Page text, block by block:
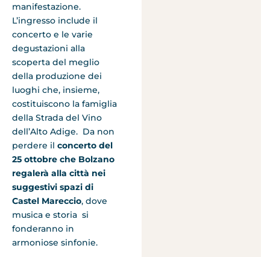
manifestazione.
L’ingresso include il
concerto e le varie
degustazioni alla
scoperta del meglio
della produzione dei
luoghi che, insieme,
costituiscono la famiglia
della Strada del Vino
dell’Alto Adige. Da non
perdere il concerto del
25 ottobre che Bolzano
regalerà alla città nei
suggestivi spazi di
Castel Mareccio, dove
musica e storia si
fonderanno in
armoniose sinfonie.